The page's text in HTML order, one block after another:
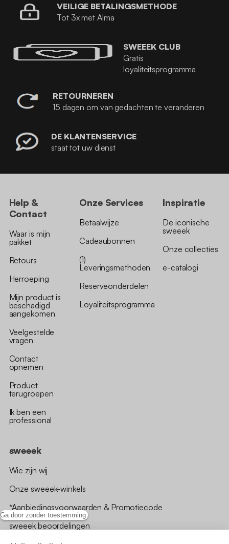
Ga door zonder toestemming
VEILIGE BETALINGSMETHODE
Tot 3x met Alma
SWEEEK CLUB
Gratis
loyaliteitsprogramma
RETOURNEREN
15 dagen om van gedachten te veranderen
DE KLANTENSERVICE
staat tot uw dienst
Help &
Contact
Waar is mijn
pakket
Retours
Herroeping
Mijn product is
beschadigd
aangekomen
Veelgestelde
vragen
Contact
opnemen
Product
terugroepen
Ik ben een
professional
Onze Services
Betaalwijze
Cadeaubonnen
(1)
Leveringsmethoden
Reserveonderdelen
Loyaliteitsprogramma
Inspiratie
De iconische
sweeek
Onze collecties
e-catalogi
sweeek
Wie zijn wij
Onze sweeek-winkels
*Aanbiedingsvoorwaarden & Promotiecode
sweeek beoordelingen